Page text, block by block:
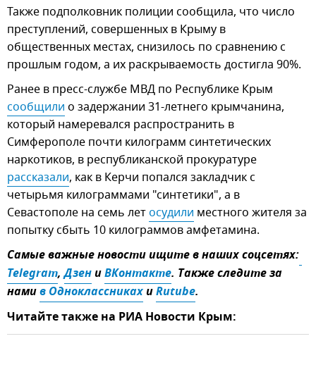
Также подполковник полиции сообщила, что число
преступлений, совершенных в Крыму в
общественных местах, снизилось по сравнению с
прошлым годом, а их раскрываемость достигла 90%.
Ранее в пресс-службе МВД по Республике Крым
сообщили о задержании 31-летнего крымчанина,
который намеревался распространить в
Симферополе почти килограмм синтетических
наркотиков, в республиканской прокуратуре
рассказали, как в Керчи попался закладчик с
четырьмя килограммами "синтетики", а в
Севастополе на семь лет осудили местного жителя за
попытку сбыть 10 килограммов амфетамина.
Самые важные новости ищите в наших соцсетях:
Telegram,ДзениВКонтакте. Также следите за
намив ОдноклассникахиRutube.
Читайте также на РИА Новости Крым: